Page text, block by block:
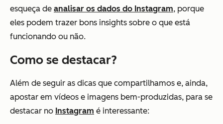
esqueça de analisar os dados do Instagram, porque
eles podem trazer bons insights sobre o que está
funcionando ou não.
Como se destacar?
Além de seguir as dicas que compartilhamos e, ainda,
apostar em vídeos e imagens bem-produzidas, para se
destacar no Instagram é interessante: